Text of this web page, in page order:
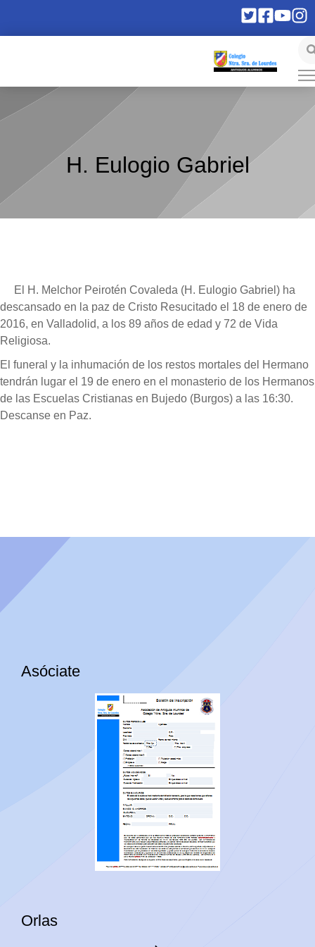
H. Eulogio Gabriel
El H. Melchor Peirotén Covaleda (H. Eulogio Gabriel) ha
descansado en la paz de Cristo Resucitado el 18 de enero de
2016, en Valladolid, a los 89 años de edad y 72 de Vida
Religiosa.
El funeral y la inhumación de los restos mortales del Hermano
tendrán lugar el 19 de enero en el monasterio de los Hermanos
de las Escuelas Cristianas en Bujedo (Burgos) a las 16:30.
Descanse en Paz.
Asóciate
Orlas